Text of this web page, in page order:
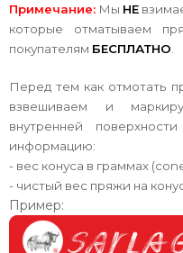
Примечание: Мы НЕ
которые отматываем
покупателям БЕСПЛАТНО
Перед тем как отмотать
взвешиваем и
внутренней
информацию:
- вес конуса в граммах
- чистый вес пряжи на
Пример: